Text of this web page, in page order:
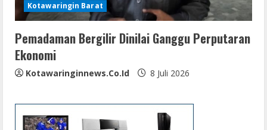
Kotawaringin Barat
Pemadaman Bergilir Dinilai Ganggu Perputaran
Ekonomi
Kotawaringinnews.co.id 8 Juli 2026